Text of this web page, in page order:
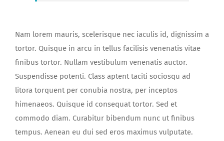
Nam lorem mauris, scelerisque nec iaculis id, dignissim a
tortor. Quisque in arcu in tellus facilisis venenatis vitae
finibus tortor. Nullam vestibulum venenatis auctor.
Suspendisse potenti. Class aptent taciti sociosqu ad
litora torquent per conubia nostra, per inceptos
himenaeos. Quisque id consequat tortor. Sed et
commodo diam. Curabitur bibendum nunc ut finibus
tempus. Aenean eu dui sed eros maximus vulputate.